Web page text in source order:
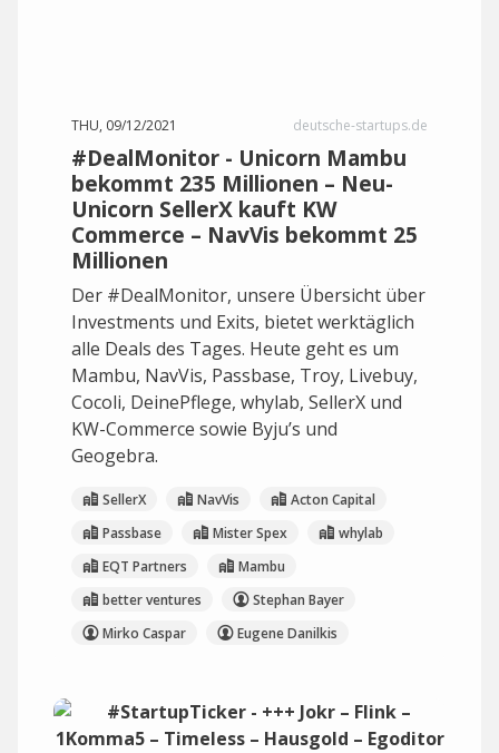
THU, 09/12/2021 deutsche-startups.de
#DealMonitor - Unicorn Mambu
bekommt 235 Millionen – Neu-
Unicorn SellerX kauft KW
Commerce – NavVis bekommt 25
Millionen
Der #DealMonitor, unsere Übersicht über
Investments und Exits, bietet werktäglich
alle Deals des Tages. Heute geht es um
Mambu, NavVis, Passbase, Troy, Livebuy,
Cocoli, DeinePflege, whylab, SellerX und
KW-Commerce sowie Byju’s und
Geogebra.
SellerX NavVis
Acton Capital
Passbase
Mister Spex
whylab
EQT Partners
Mambu
better ventures
Stephan Bayer
Mirko Caspar
Eugene Danilkis